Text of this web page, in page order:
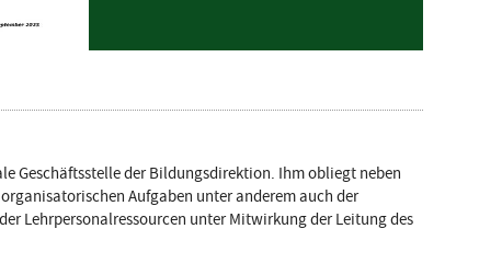
Geschäftsstelle der Bildungsdirektion. Ihm obliegt neben
Aufgaben unter anderem auch der
Lehrpersonalressourcen unter Mitwirkung der Leitung des